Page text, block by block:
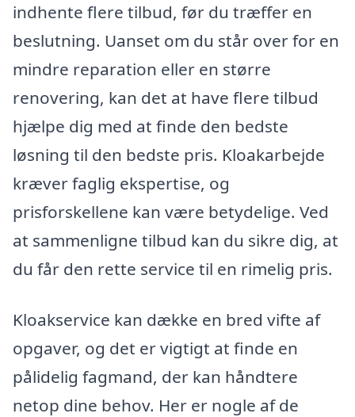
indhente flere tilbud, før du træffer en
beslutning. Uanset om du står over for en
mindre reparation eller en større
renovering, kan det at have flere tilbud
hjælpe dig med at finde den bedste
løsning til den bedste pris. Kloakarbejde
kræver faglig ekspertise, og
prisforskellene kan være betydelige. Ved
at sammenligne tilbud kan du sikre dig, at
du får den rette service til en rimelig pris.
Kloakservice kan dække en bred vifte af
opgaver, og det er vigtigt at finde en
pålidelig fagmand, der kan håndtere
netop dine behov. Her er nogle af de